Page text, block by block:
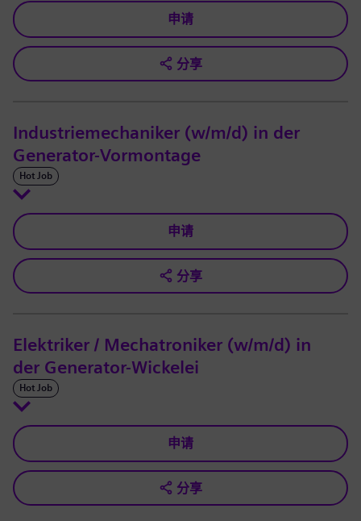
申请
分享
Industriemechaniker (w/m/d) in der
Generator-Vormontage
Hot Job
申请
分享
Elektriker / Mechatroniker (w/m/d) in
der Generator-Wickelei
Hot Job
申请
分享